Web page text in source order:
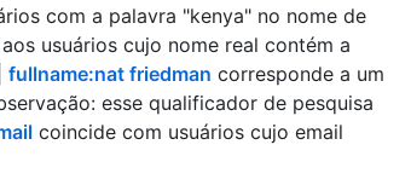
com a palavra "kenya" no nome de
usuários cujo nome real contém a
fullname:nat friedman corresponde a um
esse qualificador de pesquisa
coincide com usuários cujo email